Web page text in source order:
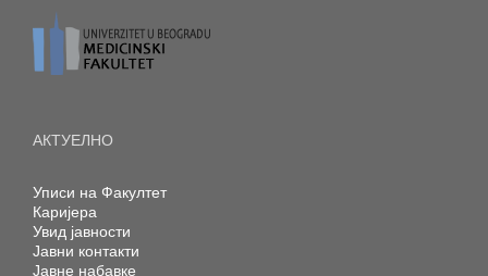
АКТУЕЛНО
Уписи на Факултет
Каријера
Увид јавности
Јавни контакти
Јавне набавке